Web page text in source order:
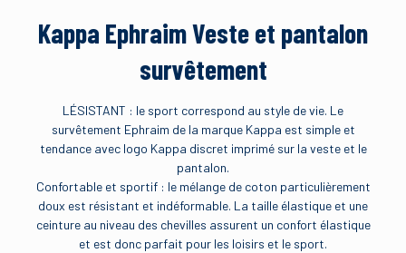
Kappa Ephraim Veste et pantalon
survêtement
LÉSISTANT : le sport correspond au style de vie. Le
survêtement Ephraim de la marque Kappa est simple et
tendance avec logo Kappa discret imprimé sur la veste et le
pantalon.
Confortable et sportif : le mélange de coton particulièrement
doux est résistant et indéformable. La taille élastique et une
ceinture au niveau des chevilles assurent un confort élastique
et est donc parfait pour les loisirs et le sport.